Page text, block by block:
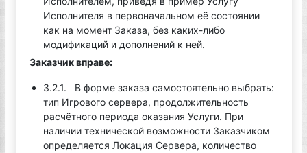
Исполнителя в первоначальном её состоянии
как на момент Заказа, без каких-либо
модификаций и дополнений к ней.
Заказчик вправе:
3.2.1. В форме заказа самостоятельно выбрать:
тип Игрового сервера, продолжительность
расчётного периода оказания Услуги. При
наличии технической возможности Заказчиком
определяется Локация Сервера, количество